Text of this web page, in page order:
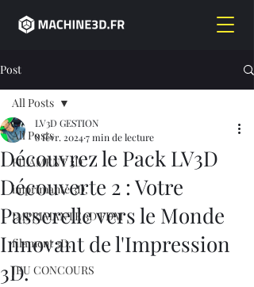
Post
All Posts
FILAMENT 3D
imprimante 3D,
IMPRIMANTE 3D FDM
filament 3D,
JEU CONCOURS
All Posts
Découvrez le Pack LV3D
Découverte 2 : Votre
Passerelle vers le Monde
Innovant de l'Impression
3D.
LV3D GESTION
8 févr. 20247 min de lecture